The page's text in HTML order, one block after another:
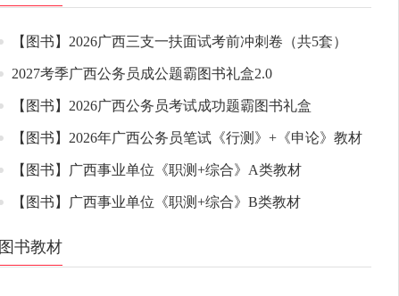
【图书】2026广西三支一扶面试考前冲刺卷（共5套）
2027考季广西公务员成公题霸图书礼盒2.0
【图书】2026广西公务员考试成功题霸图书礼盒
【图书】2026年广西公务员笔试《行测》+《申论》教材
【图书】广西事业单位《职测+综合》A类教材
【图书】广西事业单位《职测+综合》B类教材
图书教材